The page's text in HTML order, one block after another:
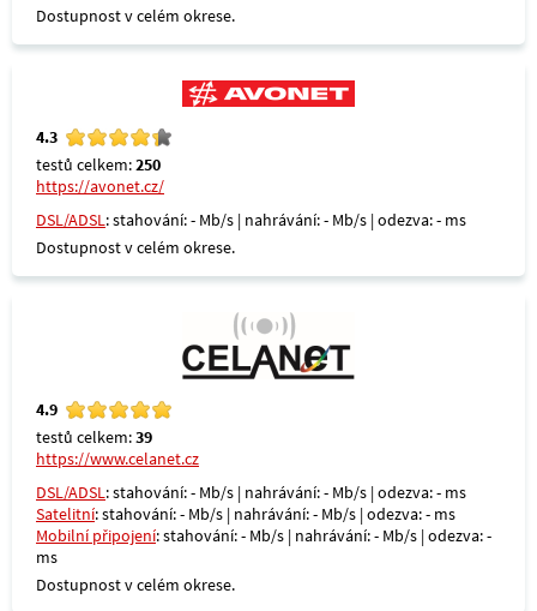
Dostupnost v celém okrese.
4.3
testů celkem:250
https://avonet.cz/
DSL/ADSL: stahování: - Mb/s | nahrávání: - Mb/s | odezva: - ms
Dostupnost v celém okrese.
4.9
testů celkem:39
https://www.celanet.cz
DSL/ADSL: stahování: - Mb/s | nahrávání: - Mb/s | odezva: - ms
Satelitní: stahování: - Mb/s | nahrávání: - Mb/s | odezva: - ms
Mobilní připojení: stahování: - Mb/s | nahrávání: - Mb/s | odezva: -
ms
Dostupnost v celém okrese.